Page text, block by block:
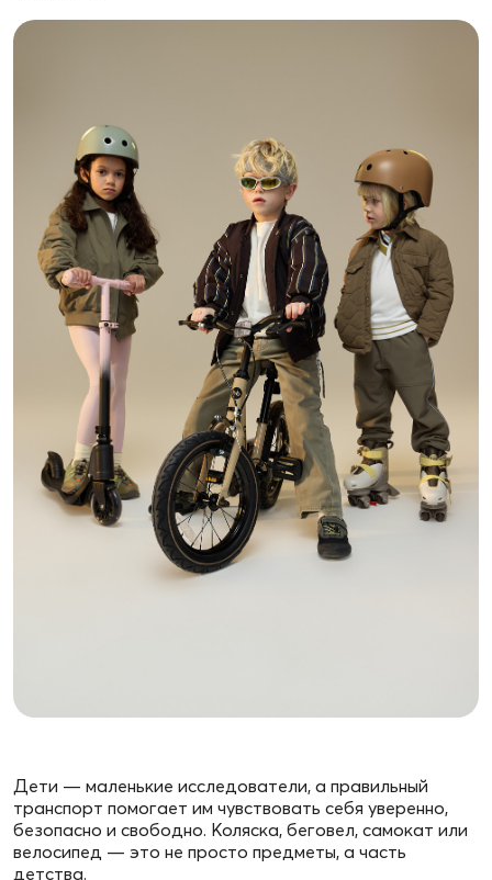
Дети — маленькие исследователи, а правильный
транспорт помогает им чувствовать себя уверенно,
безопасно и свободно. Коляска, беговел, самокат или
велосипед — это не просто предметы, а часть
детства.